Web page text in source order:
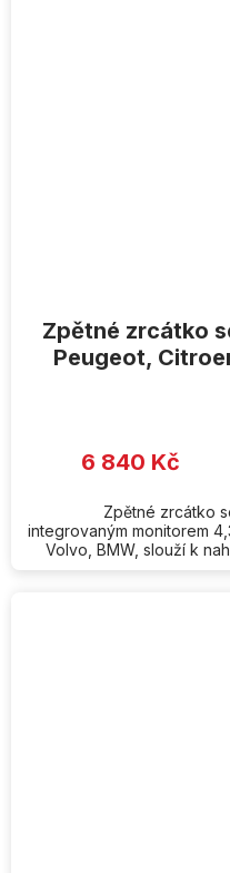
Zpětné zrcátko
Peugeot,
6 840 Kč
Zpětné zrcátko
integrovaným monitorem
Volvo, BMW, slouží k